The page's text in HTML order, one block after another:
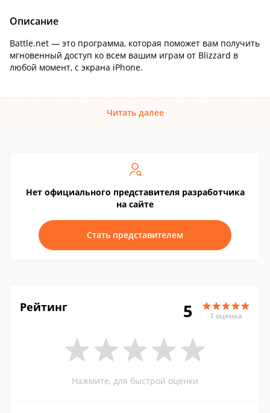
Описание
Battle.net — это программа, которая поможет вам получить
мгновенный доступ ко всем вашим играм от Blizzard в
любой момент, с экрана iPhone.
Читать далее
Нет официального представителя разработчика
на сайте
Стать представителем
Рейтинг 5 1 оценка
Нажмите, для быстрой оценки